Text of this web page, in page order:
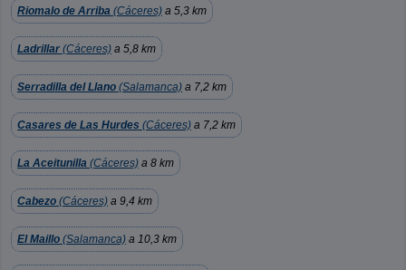
Riomalo de Arriba (Cáceres) a 5,3 km
Ladrillar (Cáceres) a 5,8 km
Serradilla del Llano (Salamanca) a 7,2 km
Casares de Las Hurdes (Cáceres) a 7,2 km
La Aceitunilla (Cáceres) a 8 km
Cabezo (Cáceres) a 9,4 km
El Maillo (Salamanca) a 10,3 km